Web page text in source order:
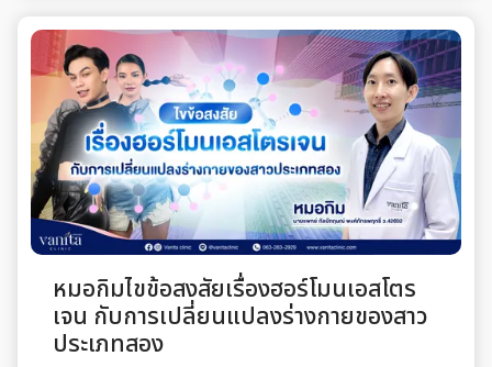
หมอกิมไขข้อสงสัยเรื่องฮอร์โมนเอสโตร
เจน กับการเปลี่ยนแปลงร่างกายของสาว
ประเภทสอง